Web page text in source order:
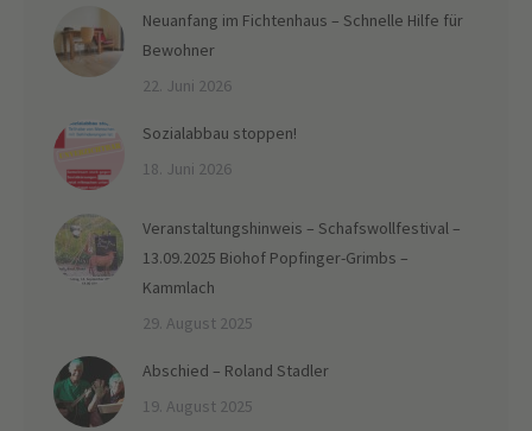
Neuanfang im Fichtenhaus – Schnelle Hilfe für
Bewohner
22. Juni 2026
Sozialabbau stoppen!
18. Juni 2026
Veranstaltungshinweis – Schafswollfestival –
13.09.2025 Biohof Popfinger-Grimbs –
Kammlach
29. August 2025
Abschied – Roland Stadler
19. August 2025